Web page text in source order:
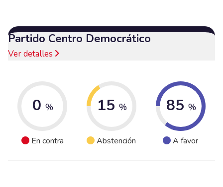
Partido Centro Democrático
Ver detalles
0 %
En contra
15 %
Abstención
85 %
A favor